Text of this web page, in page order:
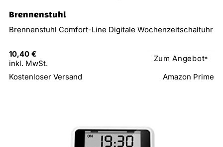
Brennenstuhl
Brennenstuhl Comfort-Line Digitale Wochenzeitschaltuhr
10,40 €
inkl. MwSt.
Zum Angebot*
Kostenloser Versand Amazon Prime